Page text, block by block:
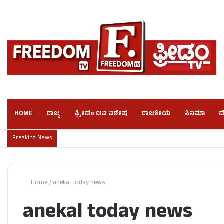
HOME ರಾಜ್ಯ ಫ್ರೀಡಂ ಟಿವಿ ವಿಶೇಷ ರಾಜಕೀಯ ಸಿನಿಮಾ
Breaking News
Home/anekal today news
anekal today news